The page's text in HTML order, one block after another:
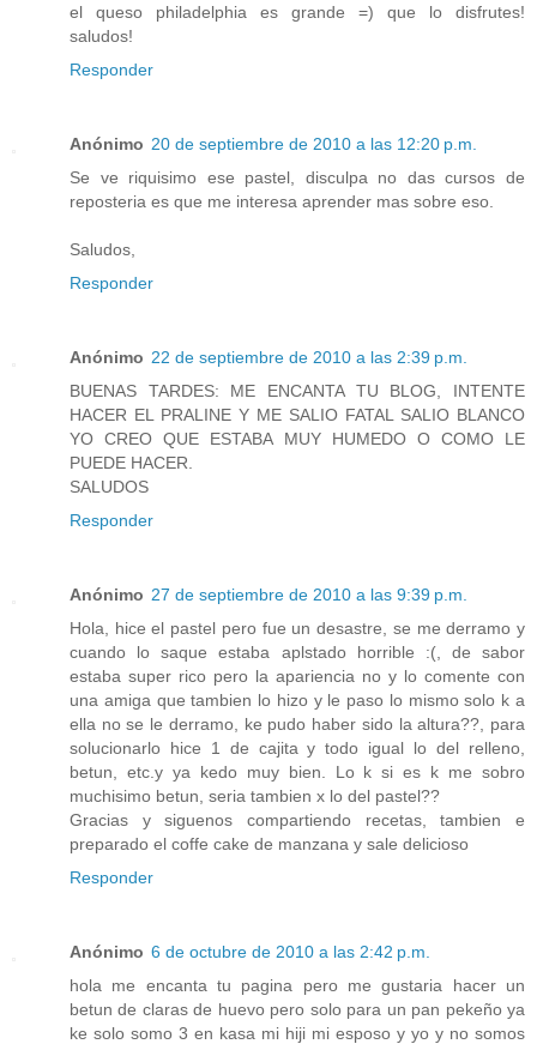
el queso philadelphia es grande =) que lo disfrutes!
saludos!
Responder
Anónimo 20 de septiembre de 2010 a las 12:20 p.m.
Se ve riquisimo ese pastel, disculpa no das cursos de
reposteria es que me interesa aprender mas sobre eso.
Saludos,
Responder
Anónimo 22 de septiembre de 2010 a las 2:39 p.m.
BUENAS TARDES: ME ENCANTA TU BLOG, INTENTE
HACER EL PRALINE Y ME SALIO FATAL SALIO BLANCO
YO CREO QUE ESTABA MUY HUMEDO O COMO LE
PUEDE HACER.
SALUDOS
Responder
Anónimo 27 de septiembre de 2010 a las 9:39 p.m.
Hola, hice el pastel pero fue un desastre, se me derramo y
cuando lo saque estaba aplstado horrible :(, de sabor
estaba super rico pero la apariencia no y lo comente con
una amiga que tambien lo hizo y le paso lo mismo solo k a
ella no se le derramo, ke pudo haber sido la altura??, para
solucionarlo hice 1 de cajita y todo igual lo del relleno,
betun, etc.y ya kedo muy bien. Lo k si es k me sobro
muchisimo betun, seria tambien x lo del pastel??
Gracias y siguenos compartiendo recetas, tambien e
preparado el coffe cake de manzana y sale delicioso
Responder
Anónimo 6 de octubre de 2010 a las 2:42 p.m.
hola me encanta tu pagina pero me gustaria hacer un
betun de claras de huevo pero solo para un pan pekeño ya
ke solo somo 3 en kasa mi hiji mi esposo y yo y no somos